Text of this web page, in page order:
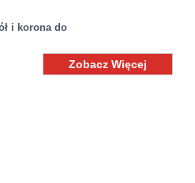
i korona do
Zobacz Więcej